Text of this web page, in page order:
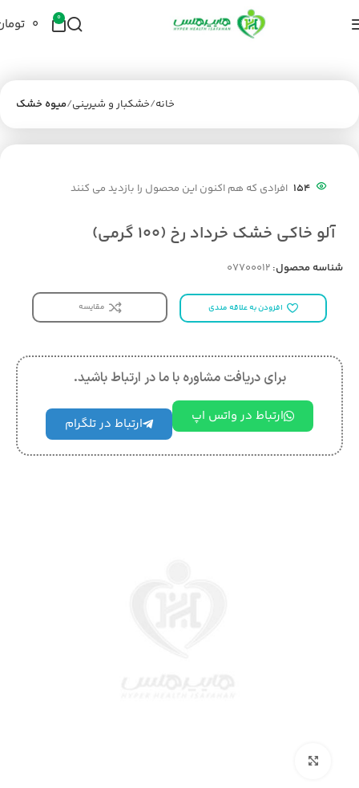
0 ۰
خانه خشکبار و شیرینی میوه خشک
154 افرادی که هم اکنون این محصول را بازدید می کنند
آلو خاکی خشک خرداد رخ (100 گرمی)
شناسه محصول: 07700012
افزودن به علاقه مندی مقایسه
برای دریافت مشاوره با ما در ارتباط باشید.
ارتباط در واتس اپ ارتباط در تلگرام